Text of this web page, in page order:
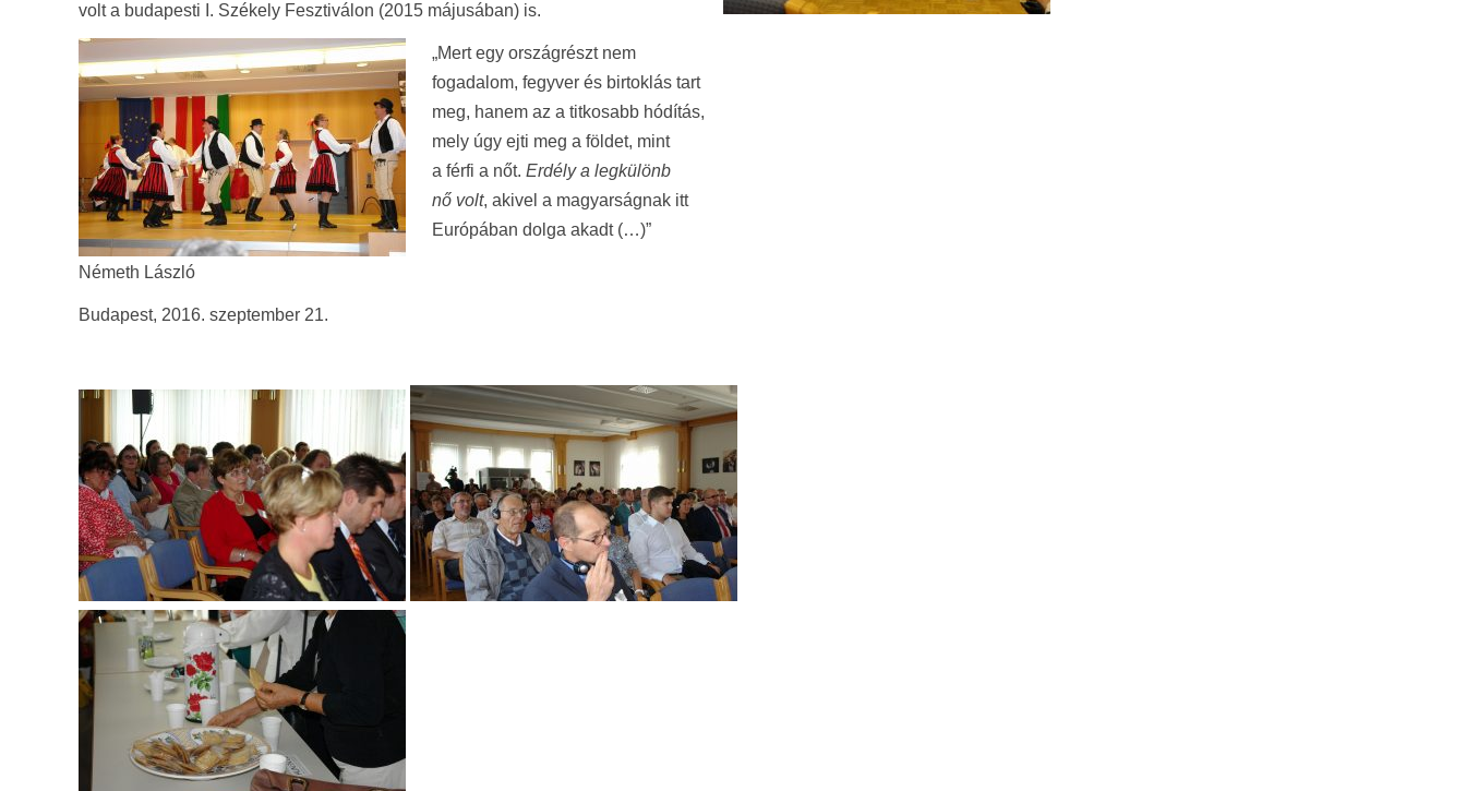
volt a budapesti I. Székely Fesztiválon (2015 májusában) is.
„Mert egy országrészt nem
fogadalom, fegyver és birtoklás tart
meg, hanem az a titkosabb hódítás,
mely úgy ejti meg a földet, mint
a férfi a nőt. Erdély a legkülönb
nő volt, akivel a magyarságnak itt
Európában dolga akadt (…)”
Németh László
Budapest, 2016. szeptember 21.